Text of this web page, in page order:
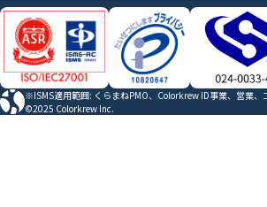
※ISMS適用範囲: くらまねPMO、Colorkrew ID事業、営業、
©2025 Colorkrew Inc.